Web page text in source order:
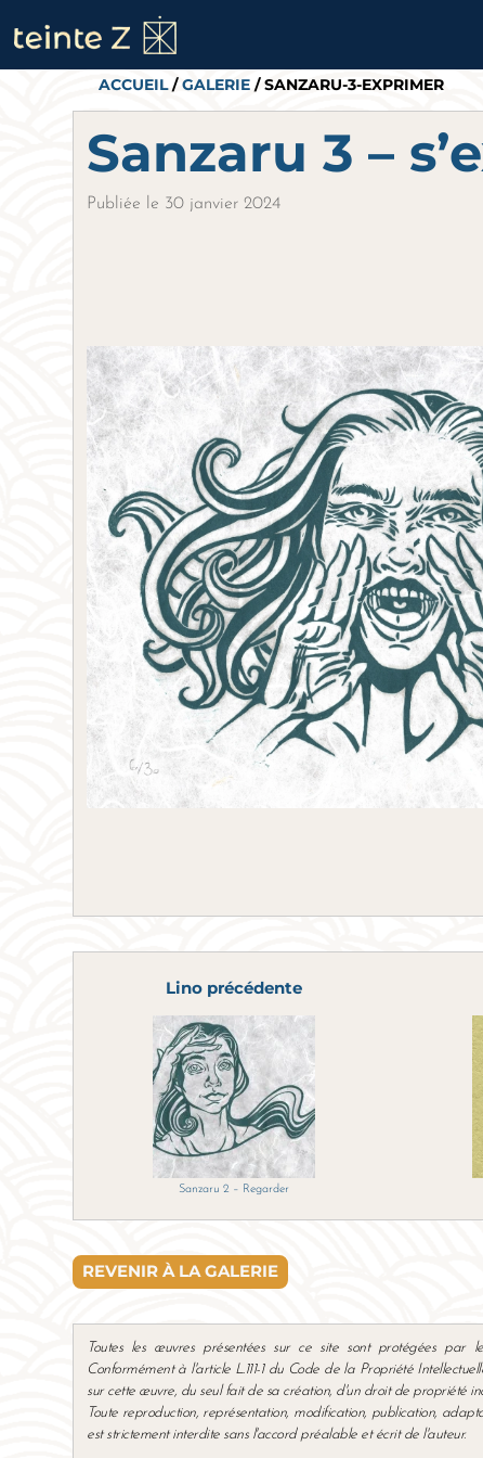
ACCUEIL/GALERIE / SANZARU-3-EXPRIMER
Sanzaru 3 –
Publiée le 30 janvier 2024
Lino précédente
Sanzaru 2 – Regarder
REVENIR À LA GALERIE
Toutes les œuvres présentées sur ce site sont protégées par
Conformément à l'article L.111-1 du Code de la Propriété
sur cette œuvre, du seul fait de sa création, d'un droit de propriété
Toute reproduction, représentation, modification, publication,
est strictement interdite sans l'accord préalable et écrit de l'auteur.